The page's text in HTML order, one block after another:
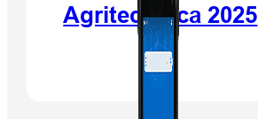
Agritechnica 2025